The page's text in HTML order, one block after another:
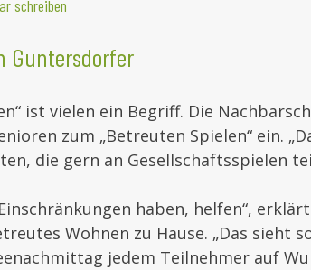
schreiben
Guntersdorfer
ist vielen ein Begriff. Die
zum „Betreuten Spielen“ ein.
die gern an Gesellschaftsspielen
haben, helfen“,
Wohnen zu Hause. „Das sieht
jedem Teilnehmer auf